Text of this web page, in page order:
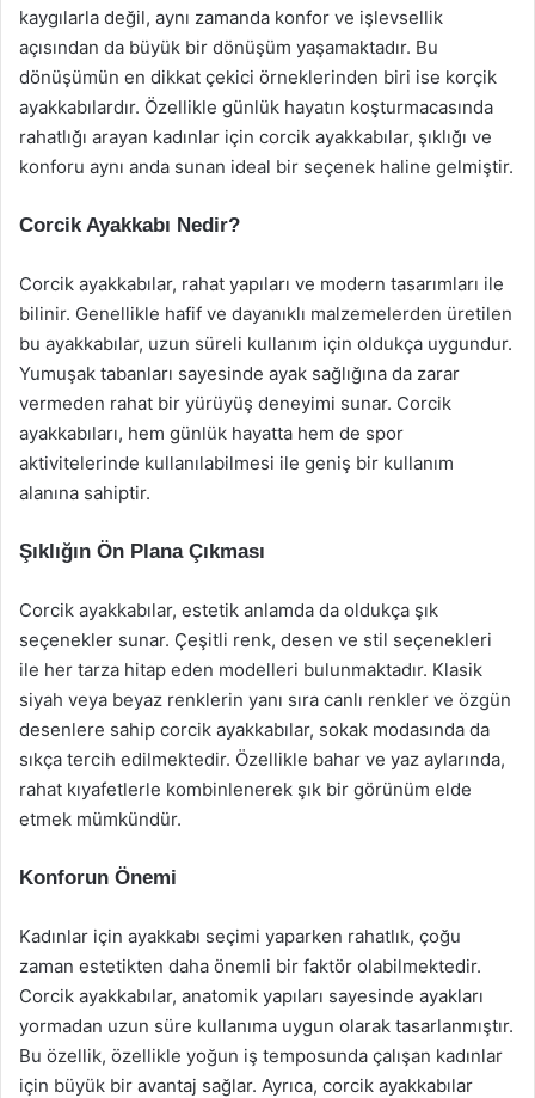
kaygılarla değil, aynı zamanda konfor ve işlevsellik
açısından da büyük bir dönüşüm yaşamaktadır. Bu
dönüşümün en dikkat çekici örneklerinden biri ise korçik
ayakkabılardır. Özellikle günlük hayatın koşturmacasında
rahatlığı arayan kadınlar için corcik ayakkabılar, şıklığı ve
konforu aynı anda sunan ideal bir seçenek haline gelmiştir.
Corcik Ayakkabı Nedir?
Corcik ayakkabılar, rahat yapıları ve modern tasarımları ile
bilinir. Genellikle hafif ve dayanıklı malzemelerden üretilen
bu ayakkabılar, uzun süreli kullanım için oldukça uygundur.
Yumuşak tabanları sayesinde ayak sağlığına da zarar
vermeden rahat bir yürüyüş deneyimi sunar. Corcik
ayakkabıları, hem günlük hayatta hem de spor
aktivitelerinde kullanılabilmesi ile geniş bir kullanım
alanına sahiptir.
Şıklığın Ön Plana Çıkması
Corcik ayakkabılar, estetik anlamda da oldukça şık
seçenekler sunar. Çeşitli renk, desen ve stil seçenekleri
ile her tarza hitap eden modelleri bulunmaktadır. Klasik
siyah veya beyaz renklerin yanı sıra canlı renkler ve özgün
desenlere sahip corcik ayakkabılar, sokak modasında da
sıkça tercih edilmektedir. Özellikle bahar ve yaz aylarında,
rahat kıyafetlerle kombinlenerek şık bir görünüm elde
etmek mümkündür.
Konforun Önemi
Kadınlar için ayakkabı seçimi yaparken rahatlık, çoğu
zaman estetikten daha önemli bir faktör olabilmektedir.
Corcik ayakkabılar, anatomik yapıları sayesinde ayakları
yormadan uzun süre kullanıma uygun olarak tasarlanmıştır.
Bu özellik, özellikle yoğun iş temposunda çalışan kadınlar
için büyük bir avantaj sağlar. Ayrıca, corcik ayakkabılar